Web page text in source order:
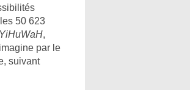
50 623
,
par le
suivant